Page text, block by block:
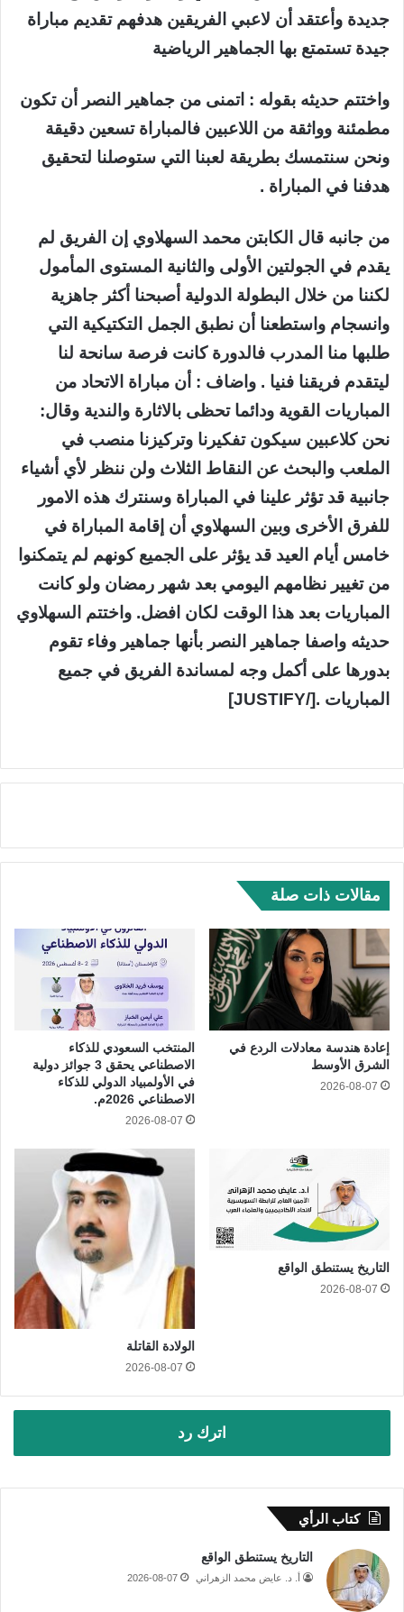
جديدة وأعتقد أن لاعبي الفريقين هدفهم تقديم مباراة
جيدة تستمتع بها الجماهير الرياضية
واختتم حديثه بقوله : اتمنى من جماهير النصر أن تكون
مطمئنة وواثقة من اللاعبين فالمباراة تسعين دقيقة
ونحن سنتمسك بطريقة لعبنا التي ستوصلنا لتحقيق
هدفنا في المباراة .
من جانبه قال الكابتن محمد السهلاوي إن الفريق لم
يقدم في الجولتين الأولى والثانية المستوى المأمول
لكننا من خلال البطولة الدولية أصبحنا أكثر جاهزية
وانسجام واستطعنا أن نطبق الجمل التكتيكية التي
طلبها منا المدرب فالدورة كانت فرصة سانحة لنا
ليتقدم فريقنا فنيا . واضاف : أن مباراة الاتحاد من
المباريات القوية ودائما تحظى بالاثارة والندية وقال:
نحن كلاعبين سيكون تفكيرنا وتركيزنا منصب في
الملعب والبحث عن النقاط الثلاث ولن ننظر لأي أشياء
جانبية قد تؤثر علينا في المباراة وسنترك هذه الامور
للفرق الأخرى وبين السهلاوي أن إقامة المباراة في
خامس أيام العيد قد يؤثر على الجميع كونهم لم يتمكنوا
من تغيير نظامهم اليومي بعد شهر رمضان ولو كانت
المباريات بعد هذا الوقت لكان افضل. واختتم السهلاوي
حديثه واصفا جماهير النصر بأنها جماهير وفاء تقوم
بدورها على أكمل وجه لمساندة الفريق في جميع
المباريات .[/JUSTIFY]
مقالات ذات صلة
إعادة هندسة معادلات الردع في
الشرق الأوسط
2026-08-07
المنتخب السعودي للذكاء
الاصطناعي يحقق 3 جوائز دولية
في الأولمبياد الدولي للذكاء
الاصطناعي 2026م.
2026-08-07
التاريخ يستنطق الواقع
2026-08-07
الولادة القاتلة
2026-08-07
اترك رد
كتاب الرأي
التاريخ يستنطق الواقع
أ. د. عايض محمد الزهراني 2026-08-07